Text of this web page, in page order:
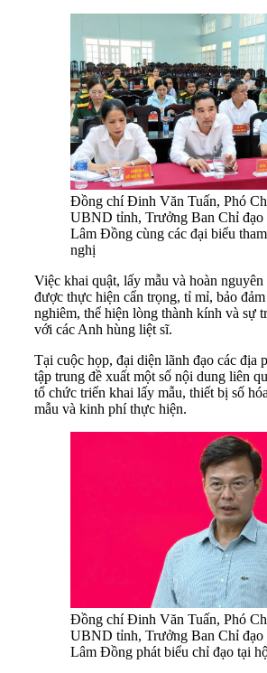
Đồng chí Đinh Văn Tuấn, Phó
UBND tỉnh, Trưởng Ban Chỉ đạo
Lâm Đồng cùng các đại biểu
nghị
Việc khai quật, lấy mẫu và hoàn
được thực hiện cẩn trọng, tỉ mỉ, bảo
nghiêm, thể hiện lòng thành kính và sự
với các Anh hùng liệt sĩ.
Tại cuộc họp, đại diện lãnh đạo các địa
tập trung đề xuất một số nội dung liên
tổ chức triển khai lấy mẫu, thiết bị số
mẫu và kinh phí thực hiện.
Đồng chí Đinh Văn Tuấn, Phó
UBND tỉnh, Trưởng Ban Chỉ đạo
Lâm Đồng phát biểu chỉ đạo tại